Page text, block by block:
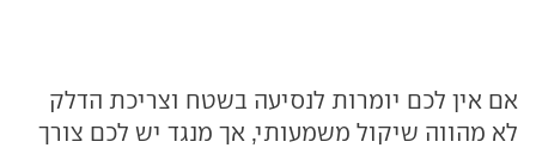
אם אין לכם יומרות לנסיעה בשטח וצריכת הדלק
לא מהווה שיקול משמעותי, אך מנגד יש לכם צורך